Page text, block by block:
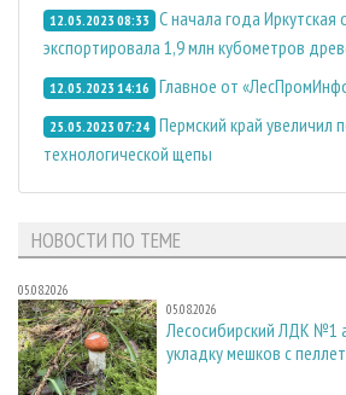
12.05.2023 08:33 С начала года Иркутская
экспортировала 1,9 млн кубометров
12.05.2023 14:16 Главное от
25.05.2023 07:24 Пермский край увеличил
технологической щепы
НОВОСТИ ПО ТЕМЕ
05.08.2026
05.08.2026
Лесосибирский ЛДК №1
укладку мешков с